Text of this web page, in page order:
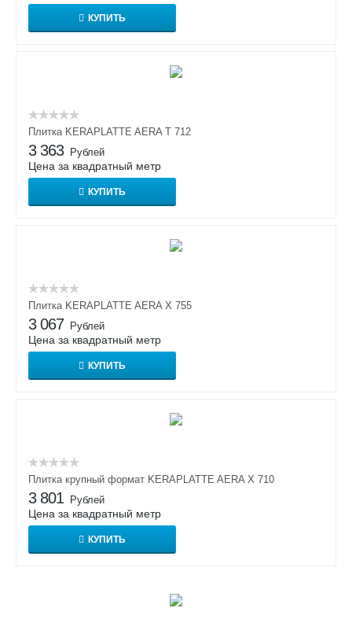
КУПИТЬ
Плитка KERAPLATTE AERA T 712
3 363 Рублей
Цена за квадратный метр
КУПИТЬ
Плитка KERAPLATTE AERA X 755
3 067 Рублей
Цена за квадратный метр
КУПИТЬ
Плитка крупный формат KERAPLATTE AERA X 710
3 801 Рублей
Цена за квадратный метр
КУПИТЬ